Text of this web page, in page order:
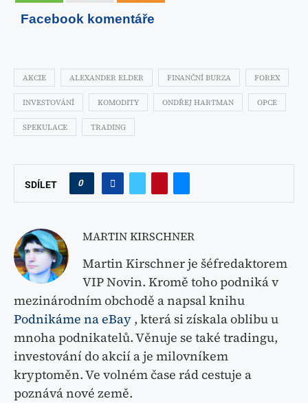
Facebook komentáře
AKCIE ALEXANDER ELDER FINANČNÍ BURZA FOREX
INVESTOVÁNÍ KOMODITY ONDŘEJ HARTMAN OPCE
SPEKULACE TRADING
SDÍLET 0
MARTIN KIRSCHNER
Martin Kirschner je šéfredaktorem
VIP Novin. Kromě toho podniká v
mezinárodním obchodě a napsal knihu
Podnikáme na eBay , která si získala oblibu u
mnoha podnikatelů. Věnuje se také tradingu,
investování do akcií a je milovníkem
kryptoměn. Ve volném čase rád cestuje a
poznává nové země.